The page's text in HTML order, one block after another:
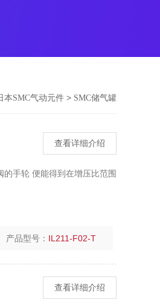
本SMC气动元件 > SMC储气罐
查看详细介绍
手轮 便能得到在增压比范围
产品型号： IL211-F02-T
查看详细介绍